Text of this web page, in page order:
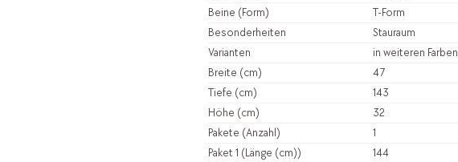
Beine (Form)
T-Form
Besonderheiten
Stauraum
Varianten
in weiteren Farben
Breite (cm)
47
Tiefe (cm)
143
Höhe (cm)
32
Pakete (Anzahl)
1
Paket 1 (Länge (cm))
144